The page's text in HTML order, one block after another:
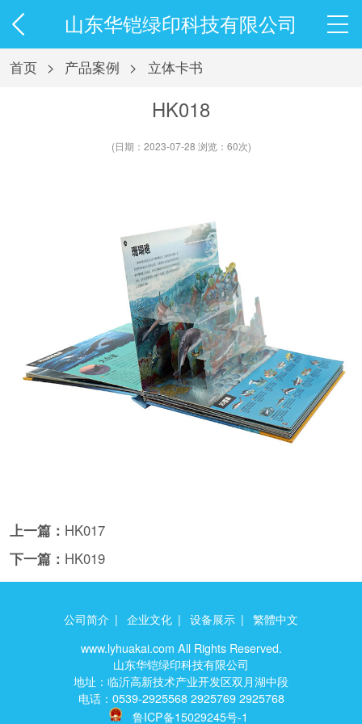
山东华铠绿印科技有限公司
首页 > 产品案例 > 立体卡书
HK018
(日期：2023-07-28 浏览：60次)
上一篇： HK017
下一篇： HK019
公司简介 | 企业文化 | 设备展示 |
繁體中文
www.lyhuakai.com All Rights Reserved.
山东华铠绿印科技有限公司
地址：临沂高新技术产业开发区双月湖中段
电话：0539-2925568 2925769 2925768
鲁ICP备15029245号-1